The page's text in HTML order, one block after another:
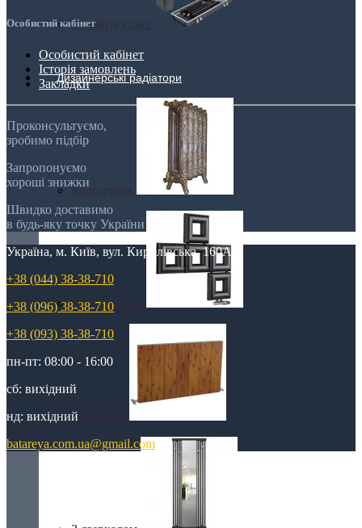
Преміум класс
Дизайнерські радіатори
Retro стиль
Ексклюзивні
З деревом
Особистий кабінет
Особистий кабінет
Історія замовлень
Закладки
Проконсультуємо,
зробимо підбір
Запропонуємо
хороші знижки
Швидко доставимо
в будь-яку точку України
Україна, м. Київ, вул. Кирилівська, 160А
+38 (044) 38-38-710
+38 (096) 38-38-710
+38 (093) 38-38-710
пн-пт: 08:00 - 16:00
сб: вихідний
нд: вихідний
batareya.com.ua@gmail.com